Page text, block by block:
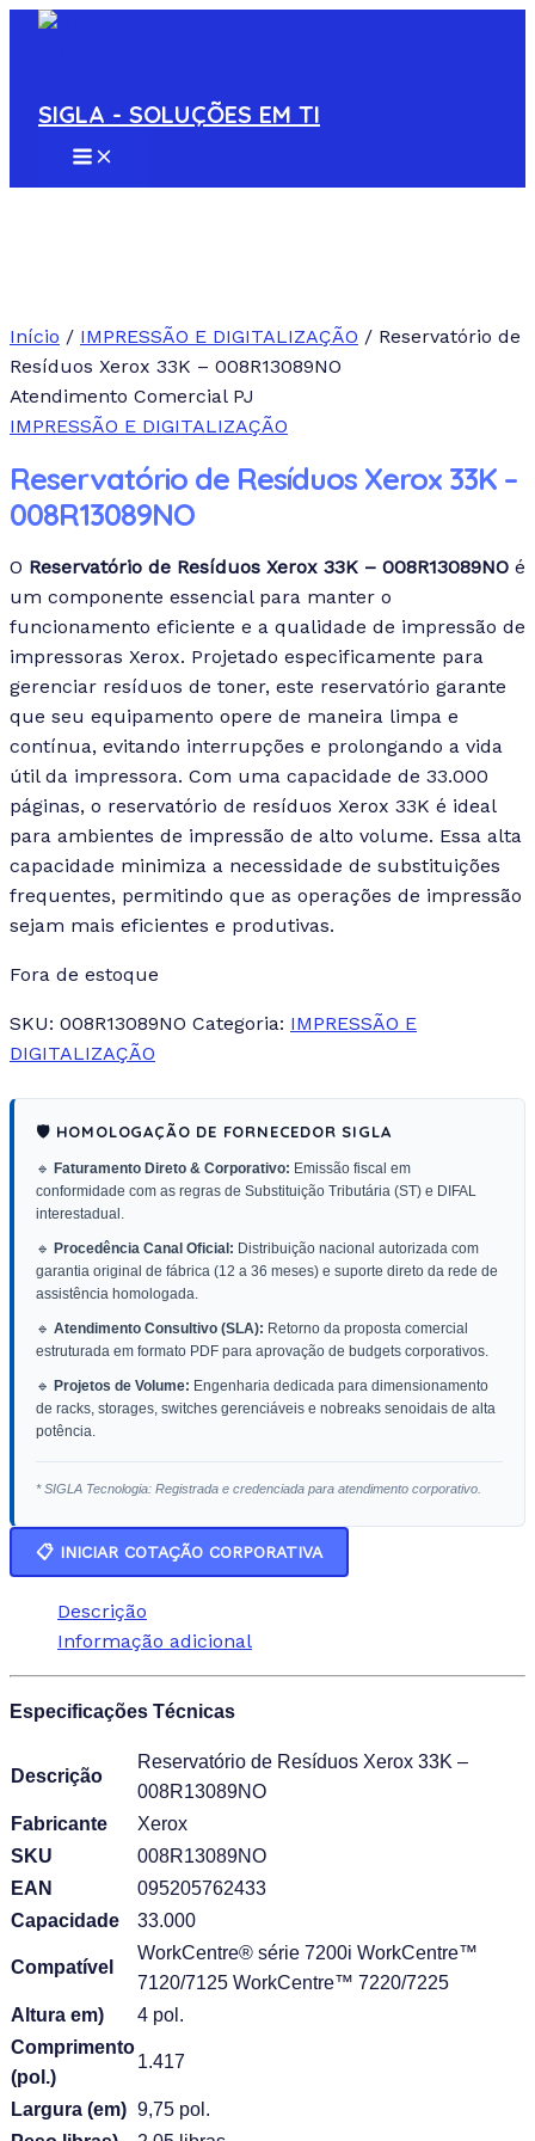
Ir
conteúdo
SIGLA - SOLUÇÕES EM TI
MAIN
Início / IMPRESSÃO E DIGITALIZAÇÃO / Reservatório de
Resíduos Xerox 33K – 008R13089NO
Atendimento Comercial PJ
IMPRESSÃO E DIGITALIZAÇÃO
Reservatório de Resíduos Xerox 33K –
008R13089NO
O Reservatório de Resíduos Xerox 33K – 008R13089NO é
um componente essencial para manter o
funcionamento eficiente e a qualidade de impressão de
impressoras Xerox. Projetado especificamente para
gerenciar resíduos de toner, este reservatório garante
que seu equipamento opere de maneira limpa e
contínua, evitando interrupções e prolongando a vida
útil da impressora. Com uma capacidade de 33.000
páginas, o reservatório de resíduos Xerox 33K é ideal
para ambientes de impressão de alto volume. Essa alta
capacidade minimiza a necessidade de substituições
frequentes, permitindo que as operações de impressão
sejam mais eficientes e produtivas.
Fora de estoque
SKU: 008R13089NO Categoria: IMPRESSÃO E
DIGITALIZAÇÃO
🛡️ HOMOLOGAÇÃO DE FORNECEDOR SIGLA
🔹 Faturamento Direto & Corporativo: Emissão fiscal em
conformidade com as regras de Substituição Tributária (ST) e DIFAL
interestadual.
🔹 Procedência Canal Oficial: Distribuição nacional autorizada com
garantia original de fábrica (12 a 36 meses) e suporte direto da rede de
assistência homologada.
🔹 Atendimento Consultivo (SLA): Retorno da proposta comercial
estruturada em formato PDF para aprovação de budgets corporativos.
🔹 Projetos de Volume: Engenharia dedicada para dimensionamento
de racks, storages, switches gerenciáveis e nobreaks senoidais de alta
potência.
* SIGLA Tecnologia: Registrada e credenciada para atendimento corporativo.
📋 INICIAR COTAÇÃO CORPORATIVA
Descrição
Informação adicional
Especificações Técnicas
Descrição
Reservatório de Resíduos Xerox 33K –
008R13089NO
Fabricante
Xerox
SKU
008R13089NO
EAN
095205762433
Capacidade
33.000
Compatível
WorkCentre® série 7200i WorkCentre™
7120/7125 WorkCentre™ 7220/7225
Altura em)
4 pol.
Comprimento
(pol.)
1.417
Largura (em) 9,75 pol.